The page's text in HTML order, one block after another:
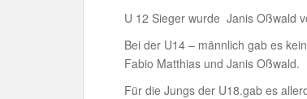
U 12 Sieger wurde Janis Oßwald
Bei der U14 – männlich gab es
Fabio Matthias und Janis Oßwald.
Für die Jungs der U18.gab es